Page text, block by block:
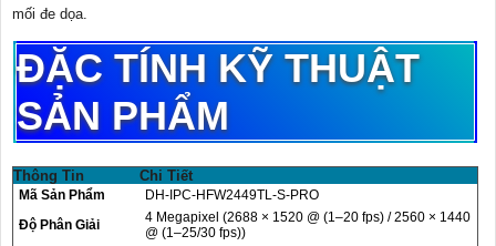
mối đe dọa.
ĐẶC TÍNH KỸ THUẬT
SẢN PHẨM
Thông Tin Chi Tiết
Mã Sản Phẩm
DH-IPC-HFW2449TL-S-PRO
Độ Phân Giải
4 Megapixel (2688 × 1520 @ (1–20 fps) / 2560 × 1440
@ (1–25/30 fps))